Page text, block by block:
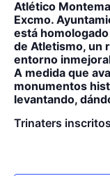
Atlético
Excmo.
está
de Atletismo, un
entorno
A medida que
monumentos
levantando,
Trinaters